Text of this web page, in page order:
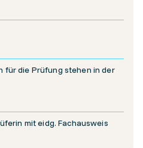
für die Prüfung stehen in der
mit eidg. Fachausweis